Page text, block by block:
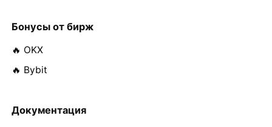
Бонусы от бирж
🔥 OKX
🔥 Bybit
Документация